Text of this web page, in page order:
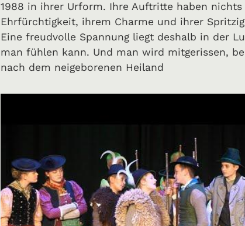
1988 in ihrer Urform. Ihre Auftritte haben
Ehrfürchtigkeit, ihrem Charme und ihrer
Eine freudvolle Spannung liegt deshalb in der
man fühlen kann. Und man wird mitgerissen,
nach dem neigeborenen Heiland